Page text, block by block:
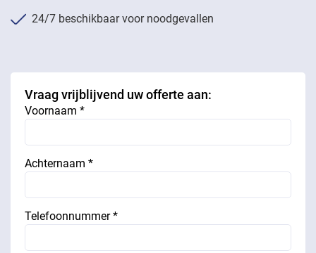
24/7 beschikbaar voor noodgevallen
Vraag vrijblijvend uw offerte aan:
Voornaam *
Achternaam *
Telefoonnummer *